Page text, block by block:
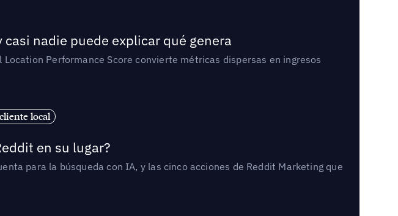
nadie puede explicar qué genera
Performance Score convierte métricas dispersas en ingresos
local
en su lugar?
para la búsqueda con IA, y las cinco acciones de Reddit Marketing que